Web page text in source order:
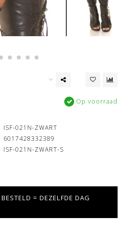
Op voorraad
ISF-021N-ZWART
6017428332389
ISF-021N-ZWART-S
= DEZELFDE DAG